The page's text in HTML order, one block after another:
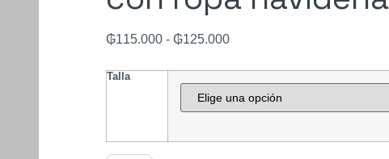
₲115.000 - ₲125.000
Talla